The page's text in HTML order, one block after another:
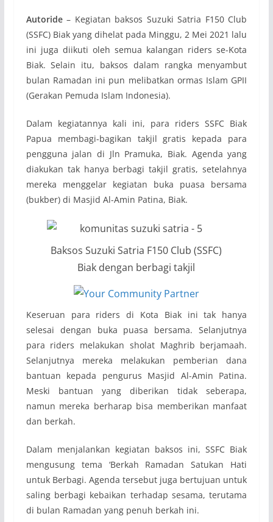
Autoride– Kegiatan baksos Suzuki Satria F150 Club
(SSFC) Biak yang dihelat pada Minggu, 2 Mei 2021 lalu
ini juga diikuti oleh semua kalangan riders se-Kota
Biak. Selain itu, baksos dalam rangka menyambut
bulan Ramadan ini pun melibatkan ormas Islam GPII
(Gerakan Pemuda Islam Indonesia).
Dalam kegiatannya kali ini, para riders SSFC Biak
Papua membagi-bagikan takjil gratis kepada para
pengguna jalan di Jln Pramuka, Biak. Agenda yang
diakukan tak hanya berbagi takjil gratis, setelahnya
mereka menggelar kegiatan buka puasa bersama
(bukber) di Masjid Al-Amin Patina, Biak.
Baksos Suzuki Satria F150 Club (SSFC)
Biak dengan berbagi takjil
Keseruan para riders di Kota Biak ini tak hanya
selesai dengan buka puasa bersama. Selanjutnya
para riders melakukan sholat Maghrib berjamaah.
Selanjutnya mereka melakukan pemberian dana
bantuan kepada pengurus Masjid Al-Amin Patina.
Meski bantuan yang diberikan tidak seberapa,
namun mereka berharap bisa memberikan manfaat
dan berkah.
Dalam menjalankan kegiatan baksos ini, SSFC Biak
mengusung tema ‘Berkah Ramadan Satukan Hati
untuk Berbagi. Agenda tersebut juga bertujuan untuk
saling berbagi kebaikan terhadap sesama, terutama
di bulan Ramadan yang penuh berkah ini.